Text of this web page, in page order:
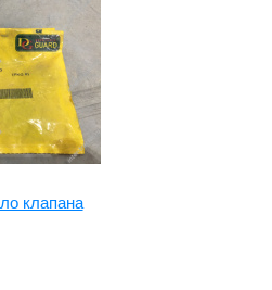
клапана